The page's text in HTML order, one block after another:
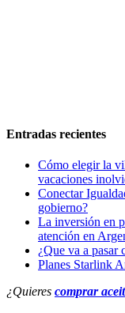
Entradas recientes
Cómo elegir la
vacaciones
Conectar
gobierno?
La inversión en
atención en
¿Que va a pasar
Planes Starlink
¿Quieres comprar